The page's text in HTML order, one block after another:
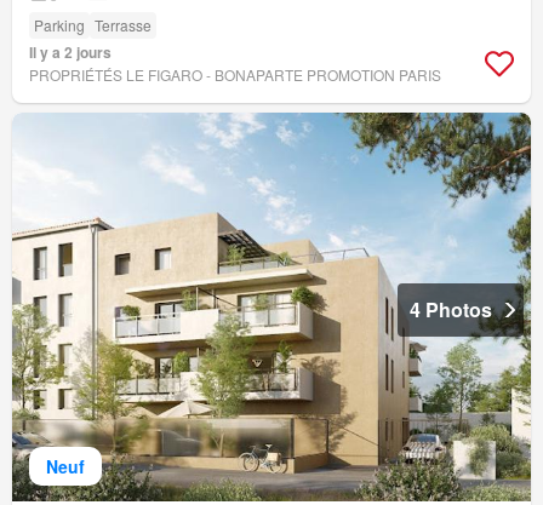
Parking Terrasse
Il y a 2 jours
PROPRIÉTÉS LE FIGARO - BONAPARTE PROMOTION PARIS
Neuf
4 Photos